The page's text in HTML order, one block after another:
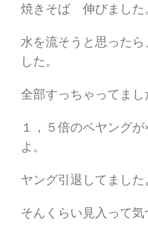
焼きそば 伸びました
水を流そうと思った
した。
全部すっちゃってまし
１，５倍のペヤング
よ。
ヤング引退してました
そんくらい見入って気